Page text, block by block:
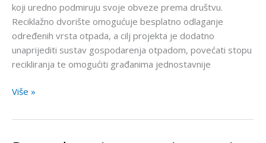
koji uredno podmiruju svoje obveze prema društvu.
Reciklažno dvorište omogućuje besplatno odlaganje
određenih vrsta otpada, a cilj projekta je dodatno
unaprijediti sustav gospodarenja otpadom, povećati stopu
recikliranja te omogućiti građanima jednostavnije
Više »